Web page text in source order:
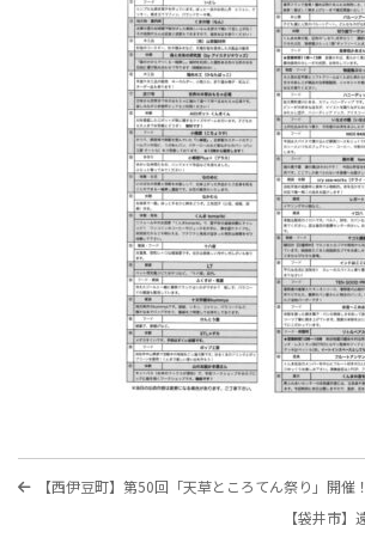
投
過
【西伊豆町】第50回「天草ところてん祭り」開催！
次
【袋井